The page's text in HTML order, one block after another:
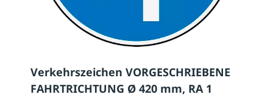
Verkehrszeichen VORGESCHRIEBENE
FAHRTRICHTUNG Ø 420 mm, RA 1